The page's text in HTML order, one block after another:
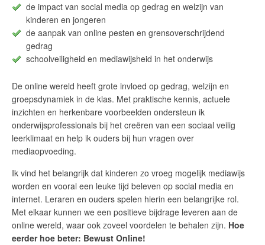
de impact van social media op gedrag en welzijn van
kinderen en jongeren
de aanpak van online pesten en grensoverschrijdend
gedrag
schoolveiligheid en mediawijsheid in het onderwijs
De online wereld heeft grote invloed op gedrag, welzijn en
groepsdynamiek in de klas. Met praktische kennis, actuele
inzichten en herkenbare voorbeelden ondersteun ik
onderwijsprofessionals bij het creëren van een sociaal veilig
leerklimaat en help ik ouders bij hun vragen over
mediaopvoeding.
Ik vind het belangrijk dat kinderen zo vroeg mogelijk mediawijs
worden en vooral een leuke tijd beleven op social media en
internet. Leraren en ouders spelen hierin een belangrijke rol.
Met elkaar kunnen we een positieve bijdrage leveren aan de
online wereld, waar ook zoveel voordelen te behalen zijn. Hoe
eerder hoe beter: Bewust Online!